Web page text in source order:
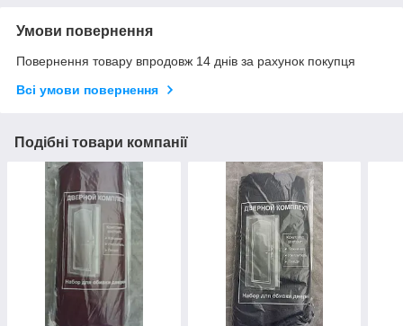
Умови повернення
Повернення товару впродовж 14 днів за рахунок покупця
Всі умови повернення
Подібні товари компанії